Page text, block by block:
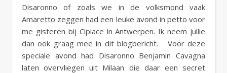
Disaronno of zoals we in de volksmond vaak
Amaretto zeggen had een leuke avond in petto voor
me gisteren bij Cipiace in Antwerpen. Ik neem jullie
dan ook graag mee in dit blogbericht. Voor deze
speciale avond had Disaronno Benjamin Cavagna
laten overvliegen uit Milaan die daar een secret